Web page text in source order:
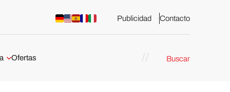
Publicidad Contacto
Ofertas Buscar